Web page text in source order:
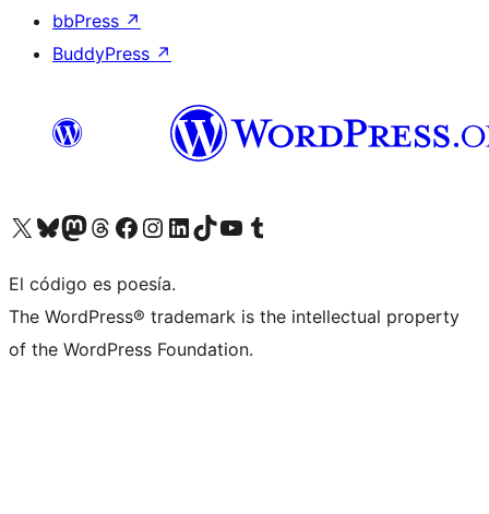
bbPress ↗
BuddyPress ↗
Visita nuestra cuenta de X (anteriormente Twitter)
Visita nuestra cuenta de Bluesky
Visita nuestra cuenta de Mastodon
Visita nuestra cuenta de Threads
Visita nuestra página de Facebook
Visita nuestra cuenta de Instagram
Visita nuestra cuenta de LinkedIn
Visita nuestra cuenta de TikTok
Visita nuestro canal de YouTube
Visita nuestra cuenta de Tumblr
El código es poesía.
The WordPress® trademark is the intellectual property
of the WordPress Foundation.